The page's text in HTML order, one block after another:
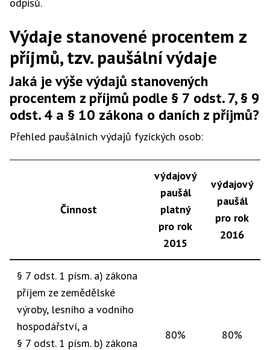
Výdaje stanovené procentem z
příjmů, tzv. paušální výdaje
Jaká je výše výdajů stanovených
procentem z příjmů podle § 7 odst. 7, § 9
odst. 4 a § 10 zákona o daních z příjmů?
Přehled paušálních výdajů fyzických osob:
Činnost
výdajový
paušál
platný
pro rok
2015
výdajový
paušál
pro rok
2016
§ 7 odst. 1 písm. a) zákona
příjem ze zemědělské
výroby, lesního a vodního
hospodářství, a
§ 7 odst. 1 písm. b) zákona
80% 80%